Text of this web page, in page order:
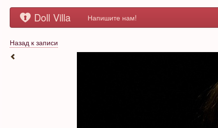
Doll Villa Напишите нам!
Назад к записи